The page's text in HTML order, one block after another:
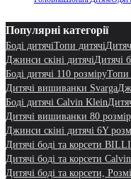
Популярні категорії
Боді дитячіТопи дитячі
Джинси скіні дитячіДитячі
Боді дитячі 110 розміруТопи
Дитячі вишиванки Svarga
Боді дитячі Calvin Klein
Дитячі вишиванки 80
Джинси скіні дитячі 6Y
Дитячі боді та корсети
Дитячі боді та корсети
Дитячі боді та корсети,